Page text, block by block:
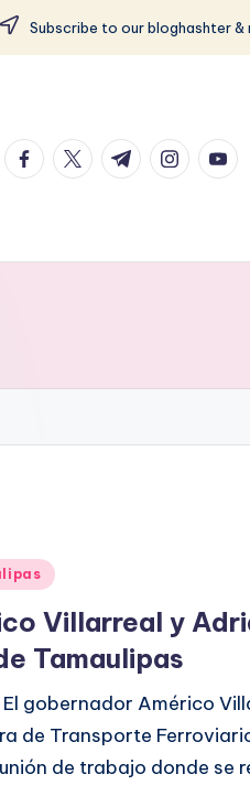
Subscribe to our bloghashter &
facebook.com
twitter.com
t.me
Villarreal y
Tamaulipas
El gobernador Américo
de Transporte
de trabajo donde se